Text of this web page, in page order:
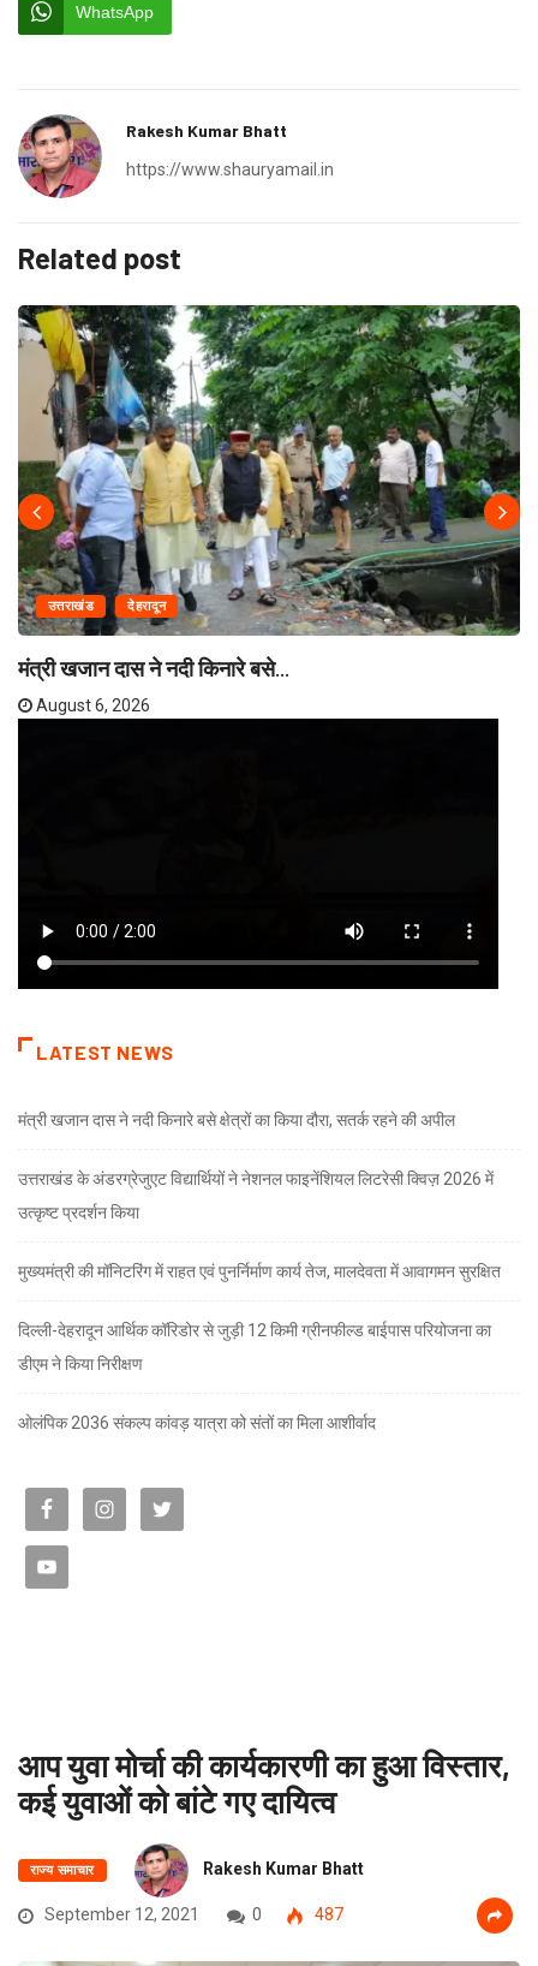
WhatsApp
Rakesh Kumar Bhatt
https://www.shauryamail.in
Related post
उत्तराखंड देहरादून
मंत्री खजान दास ने नदी किनारे बसे...
August 6, 2026
LATEST NEWS
मंत्री खजान दास ने नदी किनारे बसे क्षेत्रों का किया दौरा, सतर्क रहने की अपील
उत्तराखंड के अंडरग्रेजुएट विद्यार्थियों ने नेशनल फाइनेंशियल लिटरेसी क्विज़ 2026 में
उत्कृष्ट प्रदर्शन किया
मुख्यमंत्री की मॉनिटरिंग में राहत एवं पुनर्निर्माण कार्य तेज, मालदेवता में आवागमन सुरक्षित
दिल्ली-देहरादून आर्थिक कॉरिडोर से जुड़ी 12 किमी ग्रीनफील्ड बाईपास परियोजना का
डीएम ने किया निरीक्षण
ओलंपिक 2036 संकल्प कांवड़ यात्रा को संतों का मिला आशीर्वाद
आप युवा मोर्चा की कार्यकारणी का हुआ विस्तार,
कई युवाओं को बांटे गए दायित्व
राज्य समाचार Rakesh Kumar Bhatt
September 12, 2021 0 487